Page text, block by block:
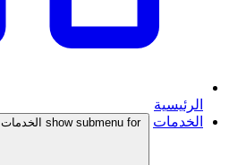
الرئيسية
الخدمات
show submenu for الخدمات